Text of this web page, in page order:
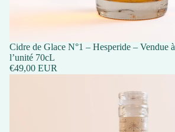
Cidre de Glace N°1 – Hesperide – Vendue à
l’unité 70cL
€49,00 EUR